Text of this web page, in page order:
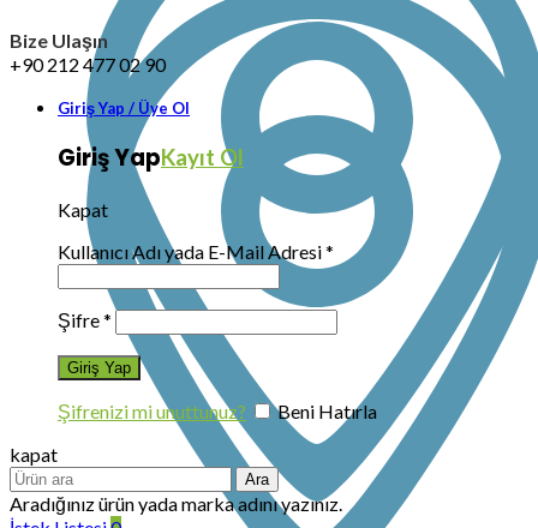
Bize Ulaşın
+90 212 477 02 90
Giriş Yap / Üye Ol
Giriş YapKayıt Ol
Kapat
Kullanıcı Adı yada E-Mail Adresi*
Şifre*
Şifrenizi mi unuttunuz?
Beni Hatırla
kapat
Ara
Aradığınız ürün yada marka adını yazınız.